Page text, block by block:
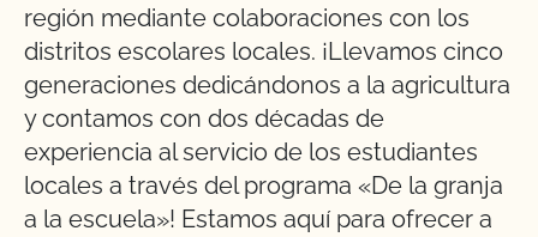
región mediante colaboraciones con los
distritos escolares locales. ¡Llevamos cinco
generaciones dedicándonos a la agricultura
y contamos con dos décadas de
experiencia al servicio de los estudiantes
locales a través del programa «De la granja
a la escuela»! Estamos aquí para ofrecer a